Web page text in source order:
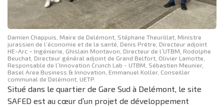
Damien Chappuis, Maire de Delémont, Stéphane Theurillat, Ministre
jurassien de l’économie et de la santé, Denis Prêtre, Directeur adjoint
HE-Arc – Ingénierie, Ghislain Montavon, Directeur de l’UTBM, Rodolphe
Beuchat, Directeur général adjoint de Grand Belfort, Olivier Lamotte,
Responsable de l’Innovation Crunch Lab - UTBM, Sébastien Meunier,
Basel Area Business & Innovation, Emmanuel Koller, Conseiller
communal de Delémont, UETP.
Situé dans le quartier de Gare Sud à Delémont, le site
SAFED est au cœur d’un projet de développement